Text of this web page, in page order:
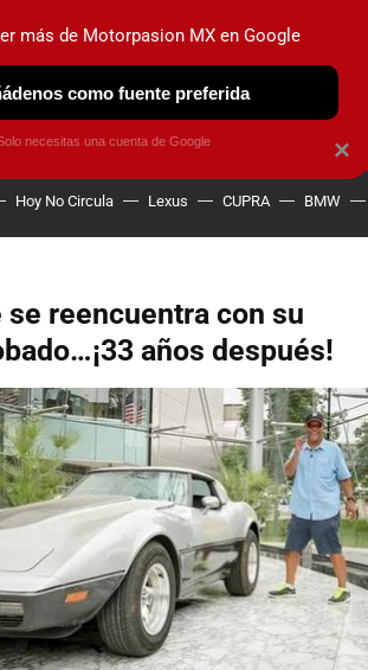
HOY NO CIRCULA
Hoy No Circula Lexus CUPRA BMW
se reencuentra con su
años después!
×
más de Motorpasion MX en Google
como fuente preferida
necesitas una cuenta de Google